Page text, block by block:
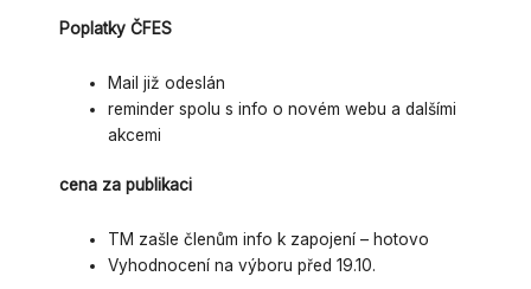
Poplatky ČFES
Mail již odeslán
reminder spolu s info o novém webu a dalšími
akcemi
cena za publikaci
TM zašle členům info k zapojení – hotovo
Vyhodnocení na výboru před 19.10.